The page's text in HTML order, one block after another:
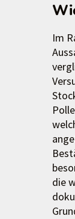
Im
die